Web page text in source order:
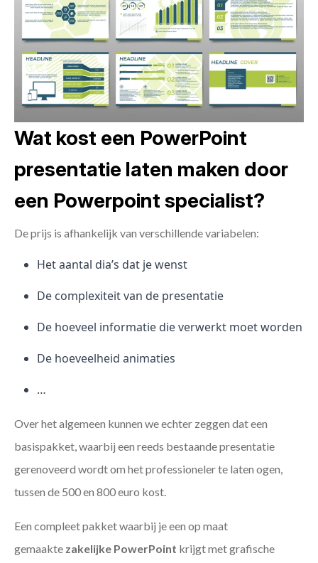
Wat kost een PowerPoint
presentatie laten maken door
een Powerpoint specialist?
De prijs is afhankelijk van verschillende variabelen:
Het aantal dia’s dat je wenst
De complexiteit van de presentatie
De hoeveel informatie die verwerkt moet worden
De hoeveelheid animaties
…
Over het algemeen kunnen we echter zeggen dat een
basispakket, waarbij een reeds bestaande presentatie
gerenoveerd wordt om het professioneler te laten ogen,
tussen de 500 en 800 euro kost.
Een compleet pakket waarbij je een op maat
gemaakte zakelijke PowerPoint krijgt met grafische